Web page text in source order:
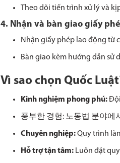
Theo dõi tiến trình xử lý và
4. Nhận và bàn giao giấy
Nhận giấy phép lao động từ
Bàn giao kèm hướng dẫn
Vì sao chọn Quốc
Kinh nghiệm phong phú:
풍부한 경험: 노동법 분야에
Chuyên nghiệp:Quy trình
Hỗ trợ tận tâm: Luôn đặt